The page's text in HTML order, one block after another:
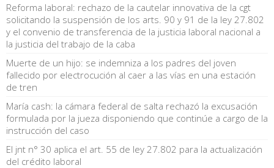
Reforma laboral: rechazo de la cautelar innovativa de la cgt
solicitando la suspensión de los arts. 90 y 91 de la ley 27.802
y el convenio de transferencia de la justicia laboral nacional a
la justicia del trabajo de la caba
Muerte de un hijo: se indemniza a los padres del joven
fallecido por electrocución al caer a las vías en una estación
de tren
María cash: la cámara federal de salta rechazó la excusación
formulada por la jueza disponiendo que continúe a cargo de la
instrucción del caso
El jnt n° 30 aplica el art. 55 de ley 27.802 para la actualización
del crédito laboral